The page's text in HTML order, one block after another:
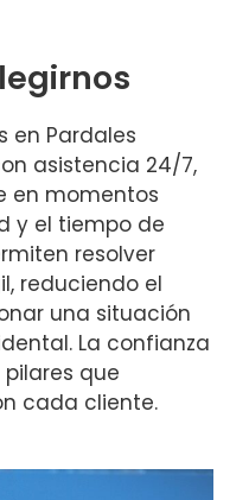
en Pardales
asistencia 24/7,
en momentos
y el tiempo de
resolver
reduciendo el
una situación
La confianza
que
cada cliente.